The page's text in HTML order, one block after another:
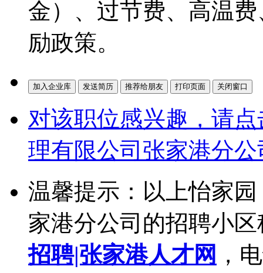
金）、过节费、高温
励政策。
对该职位感兴趣，请
理有限公司张家港分
温馨提示：以上怡家
家港分公司的招聘小
招聘|张家港人才网 ，